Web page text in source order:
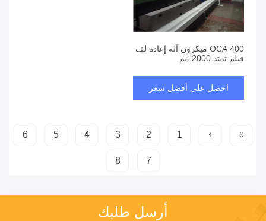
OCA 400 ميكرون آلة إعادة لف
فيلم تمتد 2000 مم
احصل على أفضل سعر
1
2
3
4
5
6
7
8
أرسل طلبك